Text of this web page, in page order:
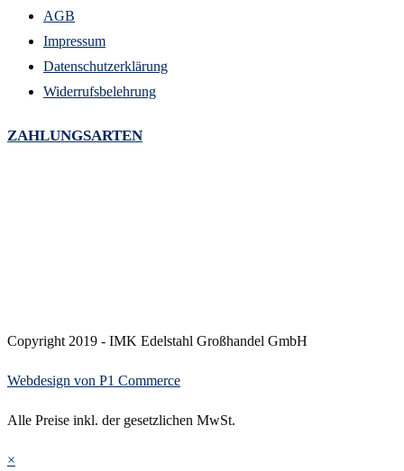
AGB
Impressum
Datenschutzerklärung
Widerrufsbelehrung
ZAHLUNGSARTEN
Copyright 2019 - IMK Edelstahl Großhandel GmbH
Webdesign von P1 Commerce
Alle Preise inkl. der gesetzlichen MwSt.
×